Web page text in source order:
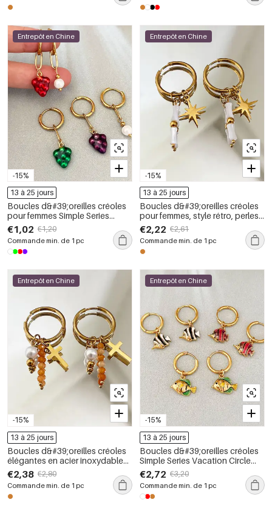
-15%
Entrepôt en Chine
13 à 25 jours
Boucles d&#39;oreilles créoles
pour femmes Simple Series
Sweet Heart Strawberry en acier
inoxydable étanche couleur or
€1,02 €1,20
Commande min. de 1 pc
-15%
Entrepôt en Chine
13 à 25 jours
Boucles d&#39;oreilles créoles
pour femmes, style rétro, perles,
étoile et cercle, en acier
inoxydable, étanches, couleur
or, collection romantique
€2,22 €2,61
Commande min. de 1 pc
-15%
Entrepôt en Chine
13 à 25 jours
Boucles d&#39;oreilles créoles
élégantes en acier inoxydable
doré, ornées de perles en croix,
collection Simple Series.
€2,38 €2,80
Commande min. de 1 pc
-15%
Entrepôt en Chine
13 à 25 jours
Boucles d&#39;oreilles créoles
Simple Series Vacation Circle
Fish en acier inoxydable
étanche couleur or pour femmes
€2,72 €3,20
Commande min. de 1 pc